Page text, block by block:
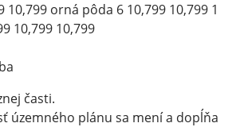
10,799 orná pôda 6 10,799 10,799 1
10,799 10,799
časti.
územného plánu sa mení a dopĺňa